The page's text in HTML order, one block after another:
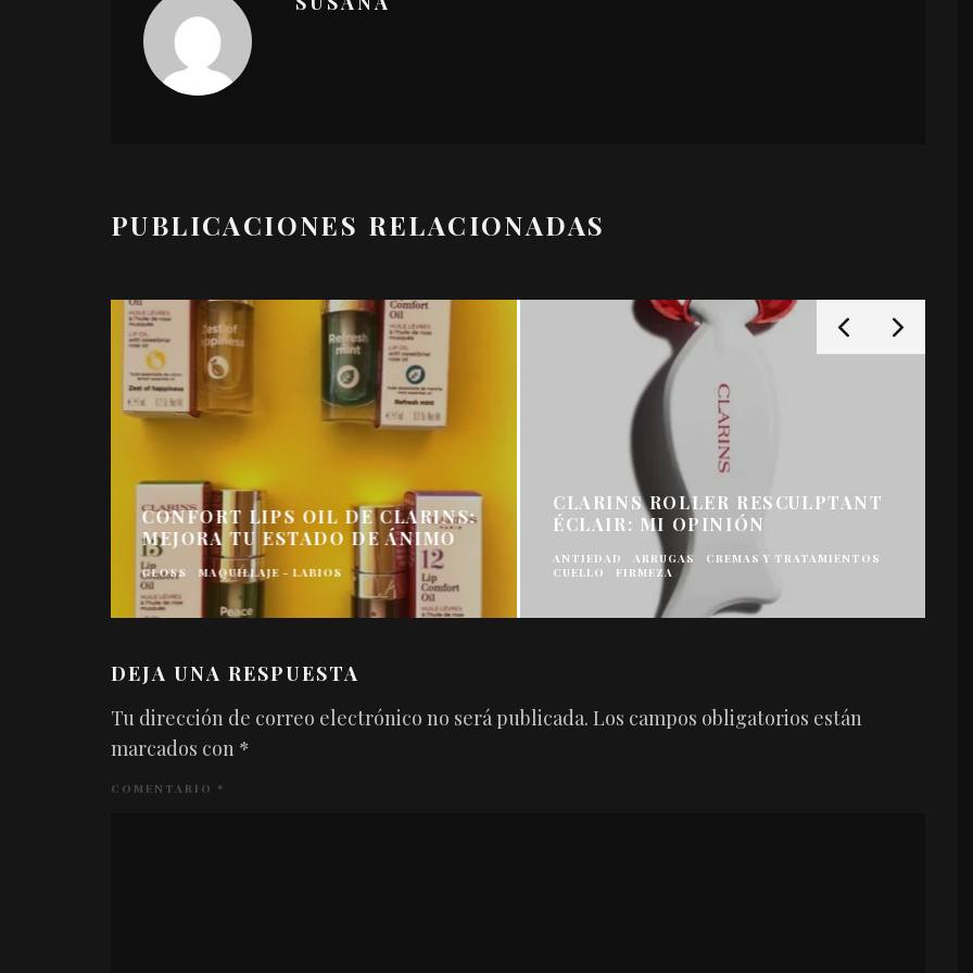
PUBLICACIONES RELACIONADAS
CONFORT LIPS OIL DE CLARINS:
MEJORA TU ESTADO DE ÁNIMO
GLOSS MAQUILLAJE - LABIOS
CLARINS ROLLER RESCULPTANT
ÉCLAIR: MI OPINIÓN
ANTIEDAD ARRUGAS
CREMAS Y TRATAMIENTOS
CUELLO
FIRMEZA
DEJA UNA RESPUESTA
Tu dirección de correo electrónico no será publicada. Los campos obligatorios están
marcados con *
COMENTARIO *